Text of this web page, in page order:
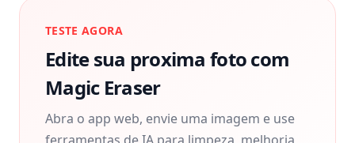
TESTE AGORA
Edite sua proxima foto com
Magic Eraser
Abra o app web, envie uma imagem e use